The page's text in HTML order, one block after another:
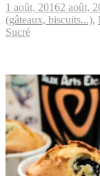
1 août, 20162 août,
(gâteaux, biscuits...),
Sucré